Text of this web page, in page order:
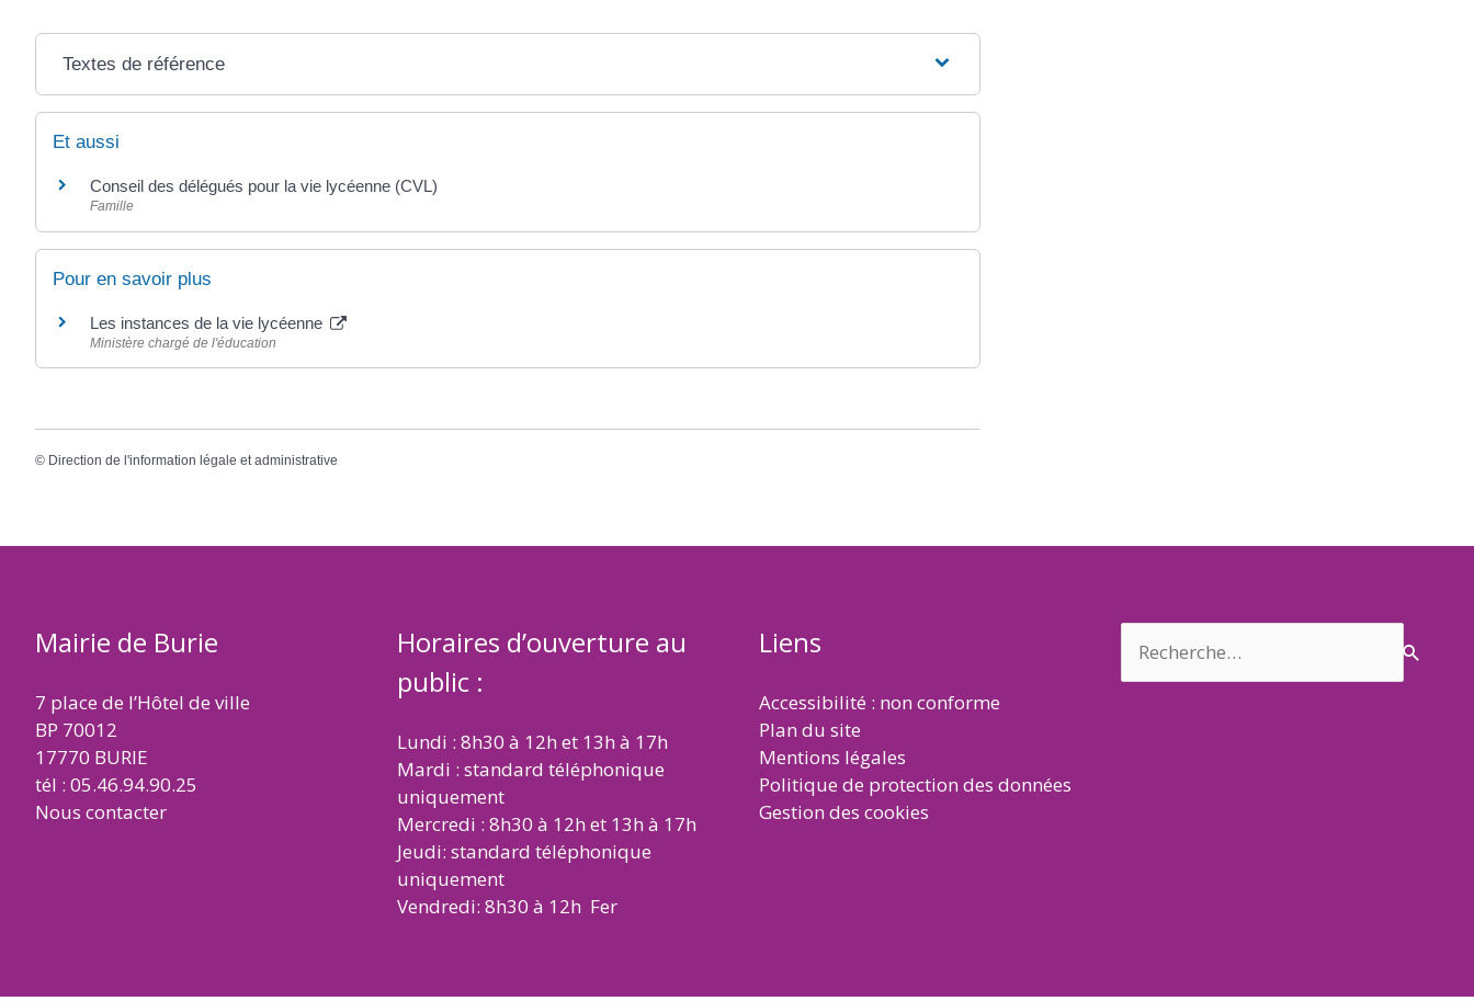
Textes de référence
Et aussi
Conseil des délégués pour la vie lycéenne (CVL)
Famille
Pour en savoir plus
Les instances de la vie lycéenne
Ministère chargé de l'éducation
© Direction de l'information légale et administrative
Mairie de Burie
7 place de l’Hôtel de ville
BP 70012
17770 BURIE
tél : 05.46.94.90.25
Nous contacter
Horaires d’ouverture au
public :
Lundi : 8h30 à 12h et 13h à 17h
Mardi : standard téléphonique
uniquement
Mercredi : 8h30 à 12h et 13h à 17h
Jeudi: standard téléphonique
uniquement
Vendredi: 8h30 à 12h Fer
Liens
Accessibilité : non conforme
Plan du site
Mentions légales
Politique de protection des données
Gestion des cookies